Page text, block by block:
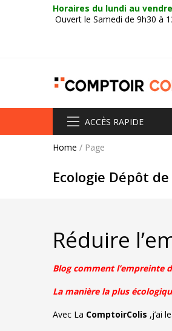
Horaires du lundi au
Ouvert le Samedi de 9h30 à
ACCÈS RAPIDE
Home / Page
Ecologie Dépôt
Réduire
Blog comment l’empreinte
La manière la plus
Avec La ComptoirColis ,j’ai